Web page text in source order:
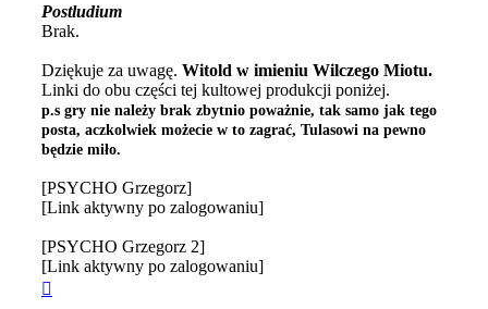
Postludium
Brak.
Dziękuje za uwagę. Witold w imieniu Wilczego Miotu.
Linki do obu części tej kultowej produkcji poniżej.
p.s gry nie należy brak zbytnio poważnie, tak samo jak tego
posta, aczkolwiek możecie w to zagrać, Tulasowi na pewno
będzie miło.
[PSYCHO Grzegorz]
[Link aktywny po zalogowaniu]
[PSYCHO Grzegorz 2]
[Link aktywny po zalogowaniu]